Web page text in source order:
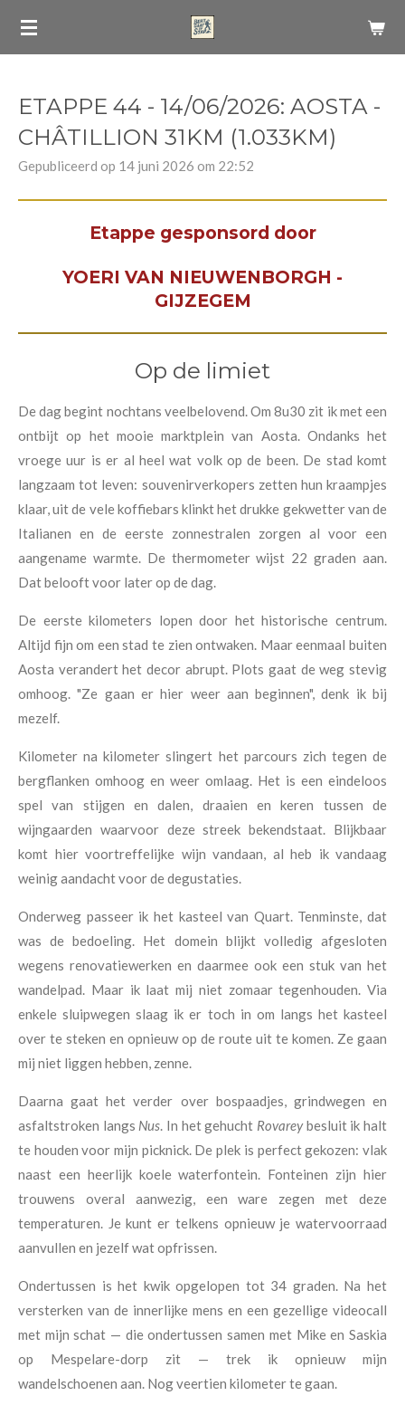
Ga
hoofdinhoud
ETAPPE 44 - 14/06/2026: AOSTA -
CHÂTILLION 31KM (1.033KM)
Gepubliceerd op 14 juni 2026 om 22:52
Etappe gesponsord door
YOERI VAN NIEUWENBORGH -
GIJZEGEM
Op de limiet
De dag begint nochtans veelbelovend. Om 8u30 zit ik met een
ontbijt op het mooie marktplein van Aosta. Ondanks het
vroege uur is er al heel wat volk op de been. De stad komt
langzaam tot leven: souvenirverkopers zetten hun kraampjes
klaar, uit de vele koffiebars klinkt het drukke gekwetter van de
Italianen en de eerste zonnestralen zorgen al voor een
aangename warmte. De thermometer wijst 22 graden aan.
Dat belooft voor later op de dag.
De eerste kilometers lopen door het historische centrum.
Altijd fijn om een stad te zien ontwaken. Maar eenmaal buiten
Aosta verandert het decor abrupt. Plots gaat de weg stevig
omhoog. "Ze gaan er hier weer aan beginnen", denk ik bij
mezelf.
Kilometer na kilometer slingert het parcours zich tegen de
bergflanken omhoog en weer omlaag. Het is een eindeloos
spel van stijgen en dalen, draaien en keren tussen de
wijngaarden waarvoor deze streek bekendstaat. Blijkbaar
komt hier voortreffelijke wijn vandaan, al heb ik vandaag
weinig aandacht voor de degustaties.
Onderweg passeer ik het kasteel van Quart. Tenminste, dat
was de bedoeling. Het domein blijkt volledig afgesloten
wegens renovatiewerken en daarmee ook een stuk van het
wandelpad. Maar ik laat mij niet zomaar tegenhouden. Via
enkele sluipwegen slaag ik er toch in om langs het kasteel
over te steken en opnieuw op de route uit te komen. Ze gaan
mij niet liggen hebben, zenne.
Daarna gaat het verder over bospaadjes, grindwegen en
asfaltstroken langs Nus. In het gehucht Rovareybesluit ik halt
te houden voor mijn picknick. De plek is perfect gekozen: vlak
naast een heerlijk koele waterfontein. Fonteinen zijn hier
trouwens overal aanwezig, een ware zegen met deze
temperaturen. Je kunt er telkens opnieuw je watervoorraad
aanvullen en jezelf wat opfrissen.
Ondertussen is het kwik opgelopen tot 34 graden. Na het
versterken van de innerlijke mens en een gezellige videocall
met mijn schat — die ondertussen samen met Mike en Saskia
op Mespelare-dorp zit — trek ik opnieuw mijn
wandelschoenen aan. Nog veertien kilometer te gaan.